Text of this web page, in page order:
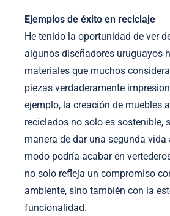
Ejemplos de éxito en reciclaje
He tenido la oportunidad de ver
algunos diseñadores uruguayos
materiales que muchos
piezas verdaderamente
ejemplo, la creación de muebles
reciclados no solo es sostenible,
manera de dar una segunda vida
modo podría acabar en
no solo refleja un compromiso
ambiente, sino también con la
funcionalidad.